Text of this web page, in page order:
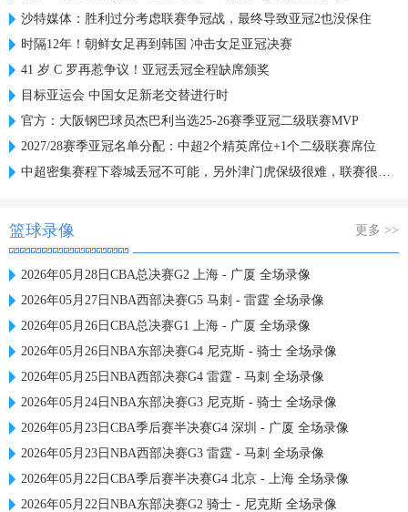
沙特媒体：胜利过分考虑联赛争冠战，最终导致亚冠2也没保住
时隔12年！朝鲜女足再到韩国 冲击女足亚冠决赛
41 岁 C 罗再惹争议！亚冠丢冠全程缺席颁奖
目标亚运会 中国女足新老交替进行时
官方：大阪钢巴球员杰巴利当选25-26赛季亚冠二级联赛MVP
2027/28赛季亚冠名单分配：中超2个精英席位+1个二级联赛席位
中超密集赛程下蓉城丢冠不可能，另外津门虎保级很难，联赛很无聊
篮球录像 更多 >>
2026年05月28日CBA总决赛G2 上海 - 广厦 全场录像
2026年05月27日NBA西部决赛G5 马刺 - 雷霆 全场录像
2026年05月26日CBA总决赛G1 上海 - 广厦 全场录像
2026年05月26日NBA东部决赛G4 尼克斯 - 骑士 全场录像
2026年05月25日NBA西部决赛G4 雷霆 - 马刺 全场录像
2026年05月24日NBA东部决赛G3 尼克斯 - 骑士 全场录像
2026年05月23日CBA季后赛半决赛G4 深圳 - 广厦 全场录像
2026年05月23日NBA西部决赛G3 雷霆 - 马刺 全场录像
2026年05月22日CBA季后赛半决赛G4 北京 - 上海 全场录像
2026年05月22日NBA东部决赛G2 骑士 - 尼克斯 全场录像